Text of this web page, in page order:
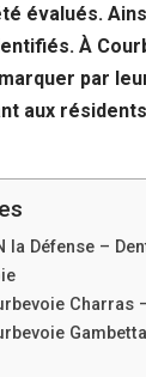
évalués.
À
par
aux
la Défense –
Charras